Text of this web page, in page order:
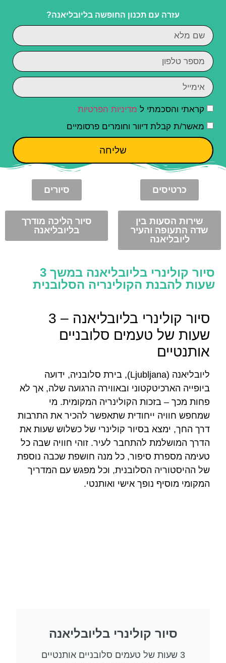
עזרה עם תכנון החופשה בליובליאנה?
קראתי והסכמתי ל מדיניות הפרטיות
מאשר/ת קבלת דיוור וחומרים פרסומיים
שליחה
כרטיסים סיורים
שירות הסעות בין
שדה התעופה והעיר
ליובליאנה
סיור הליכה מודרך
בליובליאנה
סיור קולינרי בליובליאנה במשך 3
שעות להבנת הקולינריה הסלובנית
סיור קולינרי בליובליאנה – 3
שעות של טעמים סלובניים
אותנטיים
ליובליאנה (Ljubljana), בירת סלובניה, ידועה
ביופייה הארכיטקטוני ובאווירה הרגועה שלה, אך לא
פחות מכך – בזכות הקולינריה המקומית. מי
שמחפש חוויה ייחודית שתאפשר להכיר את התרבות
דרך החך, ימצא בסיור קולינרי של כשלוש שעות את
הדרך המושלמת להתחבר לעיר. זוהי חוויה שבה כל
טעימה מספרת סיפור, כל מנה חושפת שכבה נוספת
של ההיסטוריה הסלובנית, וכל מפגש עם המדריך
המקומי מוסיף נופך אישי ואותנטי.
סיור קולינרי בליובליאנה
3 שעות של טעמים סלובניים אותנטיים